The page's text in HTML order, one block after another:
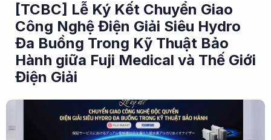
[TCBC] Lễ Ký Kết Chuyển Giao
Công Nghệ Điện Giải Siêu Hydro
Đa Buồng Trong Kỹ Thuật Bảo
Hành giữa Fuji Medical và Thế Giới
Điện Giải